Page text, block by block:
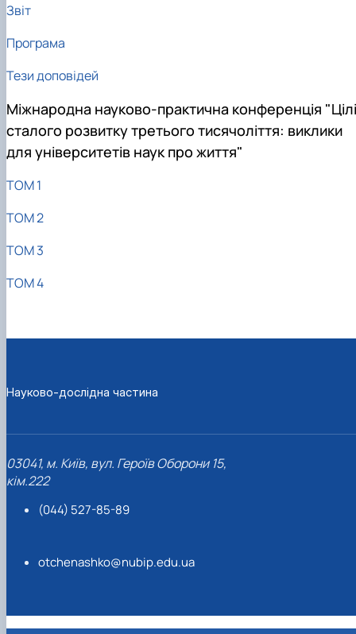
Звіт
Програма
Тези доповідей
Міжнародна науково-практична конференція "Цілі
сталого розвитку третього тисячоліття: виклики
для університетів наук про життя"
ТОМ 1
ТОМ 2
ТОМ 3
ТОМ 4
Науково-дослідна частина
03041, м. Київ, вул. Героїв Оборони 15,
кім.222
(044) 527-85-89
otchenashko@nubip.edu.ua